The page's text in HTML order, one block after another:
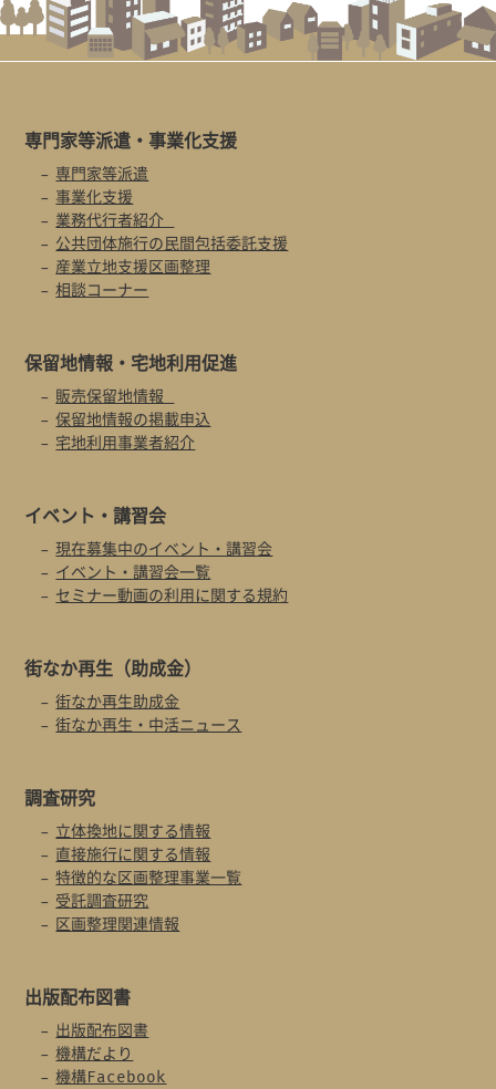
専門家等派遣・事業化支援
専門家等派遣
事業化支援
業務代行者紹介
公共団体施行の民間包括委託支援
産業立地支援区画整理
相談コーナー
保留地情報・ 宅地利用促進
販売保留地情報
保留地情報の掲載申込
宅地利用事業者紹介
イベント・講習会
現在募集中のイベント・講習会
イベント・講習会一覧
セミナー動画の利用に関する規約
街なか再生 （助成金）
街なか再生助成金
街なか再生・中活ニュース
調査研究
立体換地に関する情報
直接施行に関する情報
特徴的な区画整理事業一覧
受託調査研究
区画整理関連情報
出版配布図書
出版配布図書
機構だより
機構Facebook